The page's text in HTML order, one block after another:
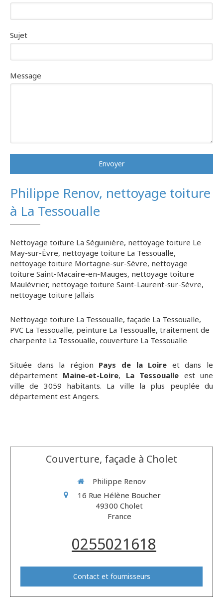
Sujet
Message
Envoyer
Philippe Renov, nettoyage toiture
à La Tessoualle
Nettoyage toiture La Séguinière, nettoyage toiture Le
May-sur-Èvre, nettoyage toiture La Tessoualle,
nettoyage toiture Mortagne-sur-Sèvre, nettoyage
toiture Saint-Macaire-en-Mauges, nettoyage toiture
Maulévrier, nettoyage toiture Saint-Laurent-sur-Sèvre,
nettoyage toiture Jallais
Nettoyage toiture La Tessoualle, façade La Tessoualle,
PVC La Tessoualle, peinture La Tessoualle, traitement de
charpente La Tessoualle, couverture La Tessoualle
Située dans la région Pays de la Loire et dans le
département Maine-et-Loire, La Tessoualle est une
ville de 3059 habitants. La ville la plus peuplée du
département est Angers.
Couverture, façade à Cholet
Philippe Renov
16 Rue Hélène Boucher
49300 Cholet
France
0255021618
Contact et fournisseurs